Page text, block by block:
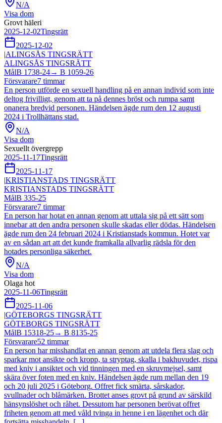
N/A
Visa dom
Grovt häleri
2025-12-02Tingsrätt
2025-12-02
|ALINGSÅS TINGSRÄTT
ALINGSÅS TINGSRÄTT
MålB 1738-24→ B 1059-26
Försvarare7 timmar
En person utförde en sexuell handling på en annan individ som inte
deltog frivilligt, genom att ta på dennes bröst och rumpa samt
onanera bredvid personen. Händelsen ägde rum den 12 augusti
2024 i Trollhättans stad.
N/A
Visa dom
Sexuellt övergrepp
2025-11-17Tingsrätt
2025-11-17
|KRISTIANSTADS TINGSRÄTT
KRISTIANSTADS TINGSRÄTT
MålB 335-25
Försvarare7 timmar
En person har hotat en annan genom att uttala sig på ett sätt som
innebar att den andra personen skulle skadas eller dödas. Händelsen
ägde rum den 24 februari 2024 i Kristianstads kommun. Hotet var
av en sådan art att det kunde framkalla allvarlig rädsla för den
hotades personliga säkerhet.
N/A
Visa dom
Olaga hot
2025-11-06Tingsrätt
2025-11-06
|GÖTEBORGS TINGSRÄTT
GÖTEBORGS TINGSRÄTT
MålB 15318-25→ B 8135-25
Försvarare52 timmar
En person har misshandlat en annan genom att utdela flera slag och
sparkar mot ansikte och kropp, ta stryptag, skalla i bakhuvudet, rispa
med kniv i ansiktet och vid tinningen med en skruvmejsel, samt
skära över foten med en kniv. Händelsen ägde rum mellan den 19
och 20 juli 2025 i Göteborg. Offret fick smärta, sårskador,
svullnader och blåmärken. Brottet anses grovt på grund av särskild
hänsynslöshet och råhet. Dessutom har personen berövat offret
friheten genom att med våld tvinga in henne i en lägenhet och där